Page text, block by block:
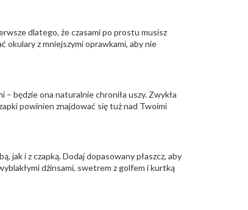
dlatego, że czasami po prostu musisz
z mniejszymi oprawkami, aby nie
– będzie ona naturalnie chroniła uszy. Zwykła
powinien znajdować się tuż nad Twoimi
jak i z czapką. Dodaj dopasowany płaszcz, aby
dżinsami, swetrem z golfem i kurtką